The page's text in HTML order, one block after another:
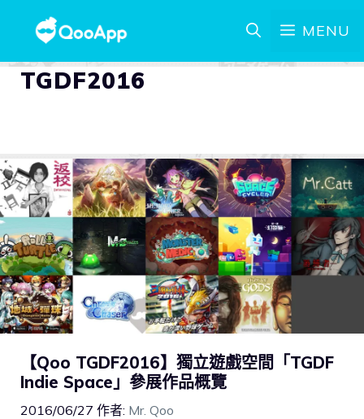
MENU
TGDF2016
【Qoo TGDF2016】獨立遊戲空間「TGDF
Indie Space」參展作品概覽
2016/06/27 作者: Mr. Qoo